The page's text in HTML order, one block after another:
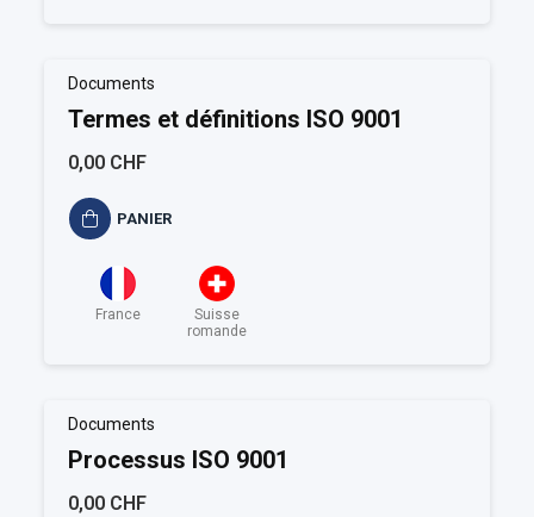
Documents
Termes et définitions ISO 9001
0,00 CHF
PANIER
France
Suisse
romande
Documents
Processus ISO 9001
0,00 CHF